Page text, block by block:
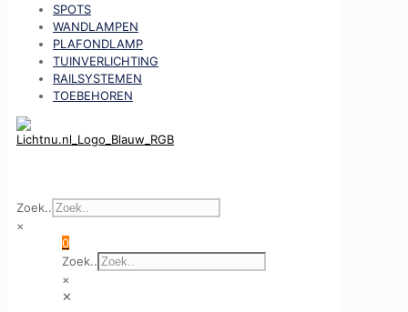
SPOTS
WANDLAMPEN
PLAFONDLAMP
TUINVERLICHTING
RAILSYSTEMEN
TOEBEHOREN
Zoek..
×
0
Zoek..
×
✕